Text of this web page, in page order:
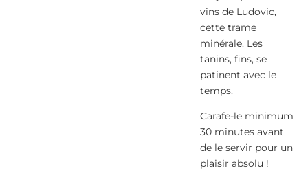
vins de Ludovic,
cette trame
minérale. Les
tanins, fins, se
patinent avec le
temps.
Carafe-le minimum
30 minutes avant
de le servir pour un
plaisir absolu !